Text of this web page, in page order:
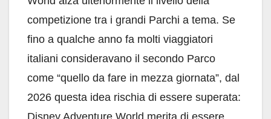
competizione tra i grandi Parchi a tema. Se
fino a qualche anno fa molti viaggiatori
italiani consideravano il secondo Parco
come “quello da fare in mezza giornata”, dal
2026 questa idea rischia di essere superata: